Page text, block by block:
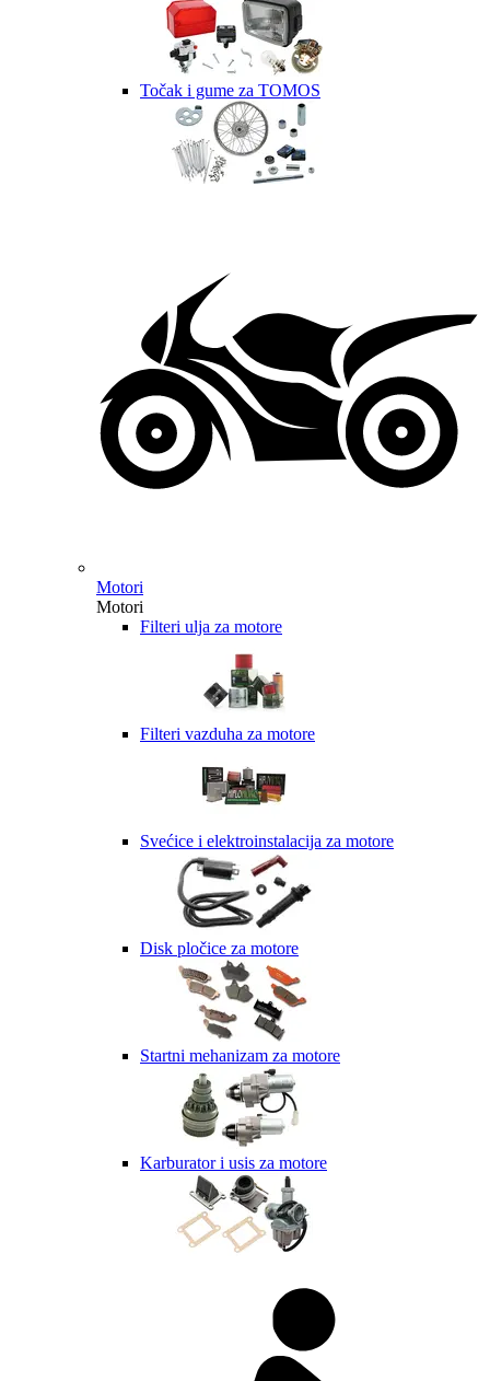
Točak i gume za TOMOS
Motori
Motori
Filteri ulja za motore
Filteri vazduha za motore
Svećice i elektroinstalacija za motore
Disk pločice za motore
Startni mehanizam za motore
Karburator i usis za motore